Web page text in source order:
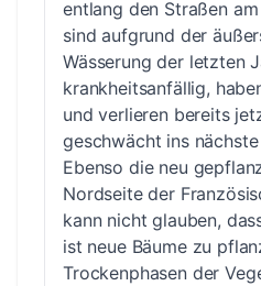
entlang den Straßen
sind aufgrund der
Wässerung der letzten
krankheitsanfällig,
und verlieren bereits
geschwächt ins
Ebenso die neu
Nordseite der
kann nicht glauben,
ist neue Bäume zu
Trockenphasen der